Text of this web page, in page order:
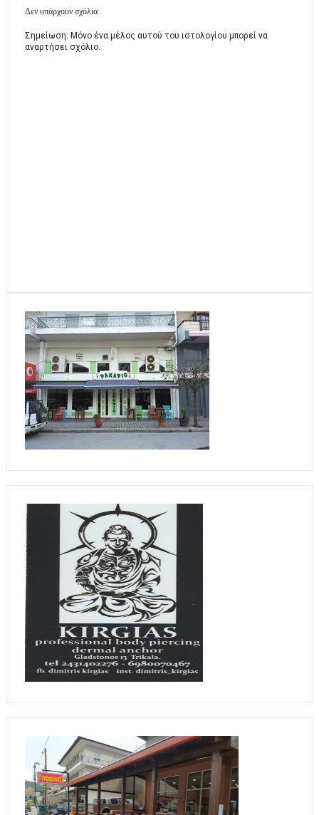
Δεν υπάρχουν σχόλια
Σημείωση: Μόνο ένα μέλος αυτού του ιστολογίου μπορεί να
αναρτήσει σχόλιο.